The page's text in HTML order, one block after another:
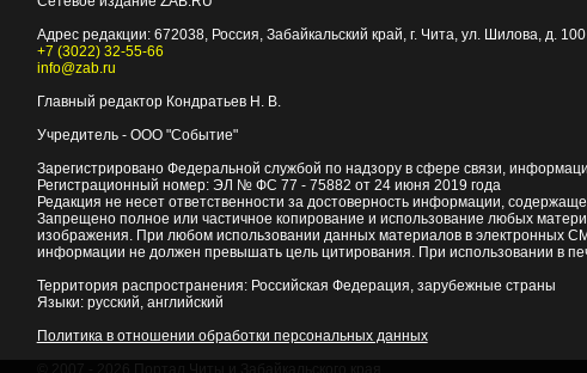
Адрес редакции: 672038, Россия, Забайкальский край, г. Чита, ул. Шилова, д. 100
+7 (3022) 32-55-66
info@zab.ru
Главный редактор Кондратьев Н. В.
Учредитель - ООО "Событие"
Зарегистрировано Федеральной службой по надзору в сфере связи,
Регистрационный номер: ЭЛ № ФС 77 - 75882 от 24 июня 2019 года
Редакция не несет ответственности за достоверность информации,
Запрещено полное или частичное копирование и использование любых
изображения. При любом использовании данных материалов в электронных
информации не должен превышать цель цитирования. При использовании в
Территория распространения: Российская Федерация, зарубежные страны
Языки: русский, английский
Политика в отношении обработки персональных данных